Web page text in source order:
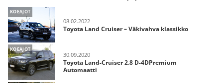
KOEAJOT
08.02.2022
Toyota Land Cruiser – Väkivahva klassikko
KOEAJOT
30.09.2020
Toyota Land-Cruiser 2.8 D-4DPremium
Automaatti